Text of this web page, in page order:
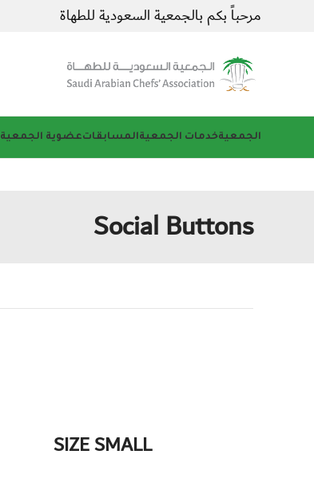
مرحباً بكم بالجمعية السعودية للطهاة
الجمعيةخدمات الجمعيةالمسابقاتعضوية الجمعية
Social Buttons
SIZE SMALL